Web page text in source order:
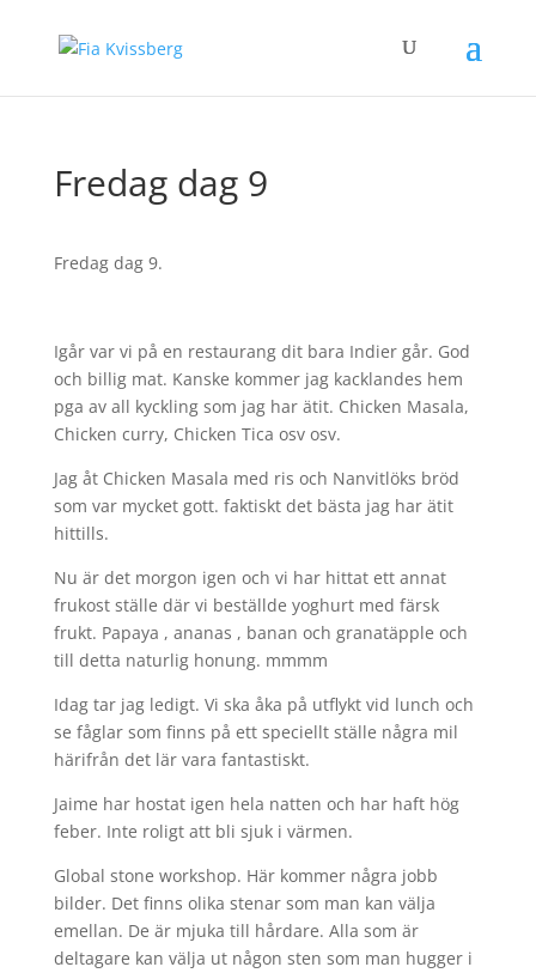
Fredag dag 9
Fredag dag 9.
Igår var vi på en restaurang dit bara Indier går. God
och billig mat. Kanske kommer jag kacklandes hem
pga av all kyckling som jag har ätit. Chicken Masala,
Chicken curry, Chicken Tica osv osv.
Jag åt Chicken Masala med ris och Nanvitlöks bröd
som var mycket gott. faktiskt det bästa jag har ätit
hittills.
Nu är det morgon igen och vi har hittat ett annat
frukost ställe där vi beställde yoghurt med färsk
frukt. Papaya , ananas , banan och granatäpple och
till detta naturlig honung. mmmm
Idag tar jag ledigt. Vi ska åka på utflykt vid lunch och
se fåglar som finns på ett speciellt ställe några mil
härifrån det lär vara fantastiskt.
Jaime har hostat igen hela natten och har haft hög
feber. Inte roligt att bli sjuk i värmen.
Global stone workshop. Här kommer några jobb
bilder. Det finns olika stenar som man kan välja
emellan. De är mjuka till hårdare. Alla som är
deltagare kan välja ut någon sten som man hugger i